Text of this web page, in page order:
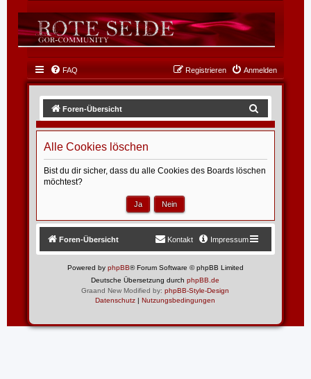
FAQ Anmelden
Registrieren
Foren-Übersicht
h
e
Alle Cookies löschen
Bist du dir sicher, dass du alle Cookies des Boards löschen
möchtest?
Foren-Übersicht Impressum
Kontakt
Powered by phpBB® Forum Software © phpBB Limited
Deutsche Übersetzung durchphpBB.de
Graand New Modified by:phpBB-Style-Design
Datenschutz |Nutzungsbedingungen